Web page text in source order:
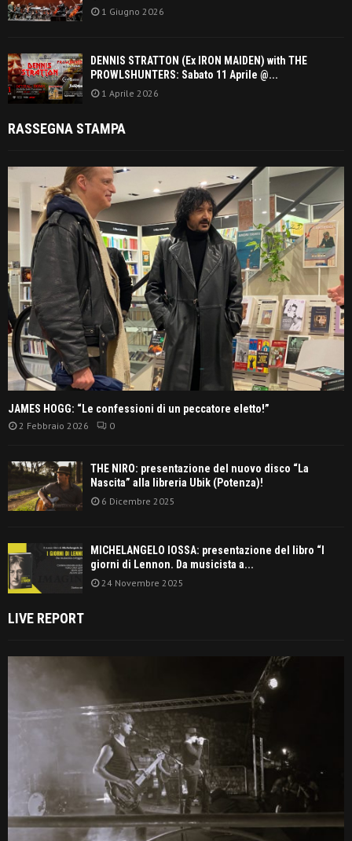
1 Giugno 2026
DENNIS STRATTON (Ex IRON MAIDEN) with THE
PROWLSHUNTERS: Sabato 11 Aprile @...
1 Aprile 2026
RASSEGNA STAMPA
JAMES HOGG: “Le confessioni di un peccatore eletto!”
2 Febbraio 2026 0
THE NIRO: presentazione del nuovo disco “La
Nascita” alla libreria Ubik (Potenza)!
6 Dicembre 2025
MICHELANGELO IOSSA: presentazione del libro “I
giorni di Lennon. Da musicista a...
24 Novembre 2025
LIVE REPORT